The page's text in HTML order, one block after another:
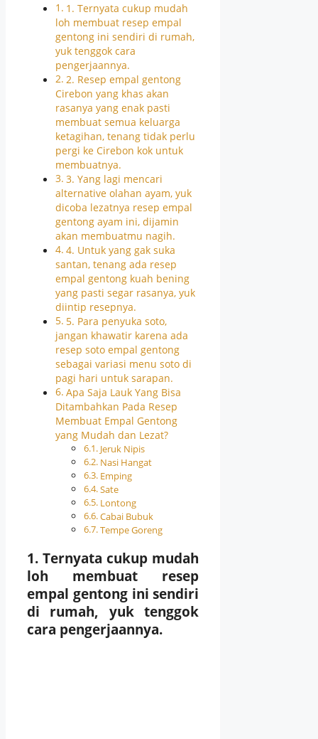
1. Ternyata cukup mudah
loh membuat resep empal
gentong ini sendiri di rumah,
yuk tenggok cara
pengerjaannya.
2. Resep empal gentong
Cirebon yang khas akan
rasanya yang enak pasti
membuat semua keluarga
ketagihan, tenang tidak perlu
pergi ke Cirebon kok untuk
membuatnya.
3. Yang lagi mencari
alternative olahan ayam, yuk
dicoba lezatnya resep empal
gentong ayam ini, dijamin
akan membuatmu nagih.
4. Untuk yang gak suka
santan, tenang ada resep
empal gentong kuah bening
yang pasti segar rasanya, yuk
diintip resepnya.
5. Para penyuka soto,
jangan khawatir karena ada
resep soto empal gentong
sebagai variasi menu soto di
pagi hari untuk sarapan.
Apa Saja Lauk Yang Bisa
Ditambahkan Pada Resep
Membuat Empal Gentong
yang Mudah dan Lezat?
Jeruk Nipis
Nasi Hangat
Emping
Sate
Lontong
Cabai Bubuk
Tempe Goreng
1. Ternyata cukup mudah
loh membuat resep
empal gentong ini sendiri
di rumah, yuk tenggok
cara pengerjaannya.